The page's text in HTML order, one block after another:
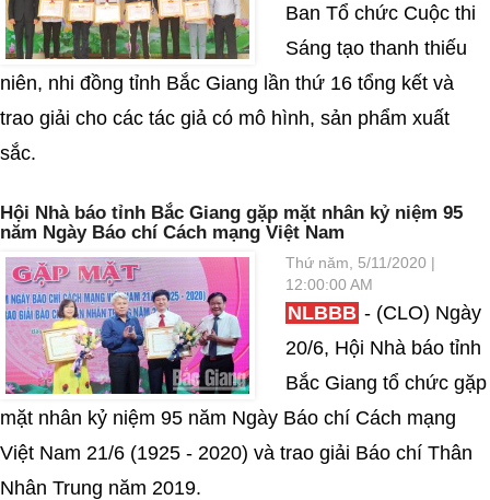
Ban Tổ chức Cuộc thi
Sáng tạo thanh thiếu
niên, nhi đồng tỉnh Bắc Giang lần thứ 16 tổng kết và
trao giải cho các tác giả có mô hình, sản phẩm xuất
sắc.
Hội Nhà báo tỉnh Bắc Giang gặp mặt nhân kỷ niệm 95
năm Ngày Báo chí Cách mạng Việt Nam
Thứ năm, 5/11/2020 |
12:00:00 AM
NLBBB - (CLO) Ngày
20/6, Hội Nhà báo tỉnh
Bắc Giang tổ chức gặp
mặt nhân kỷ niệm 95 năm Ngày Báo chí Cách mạng
Việt Nam 21/6 (1925 - 2020) và trao giải Báo chí Thân
Nhân Trung năm 2019.